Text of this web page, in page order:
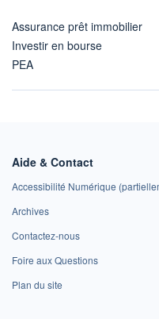
Assurance prêt immobilier
Investir en bourse
PEA
Aide & Contact
Accessibilité Numérique
Archives
Contactez-nous
Foire aux Questions
Plan du site